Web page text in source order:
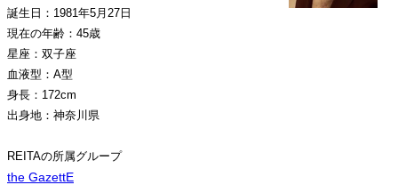
誕生日：1981年5月27日
現在の年齢：45歳
星座：双子座
血液型：A型
身長：172cm
出身地：神奈川県
REITAの所属グループ
the GazettE